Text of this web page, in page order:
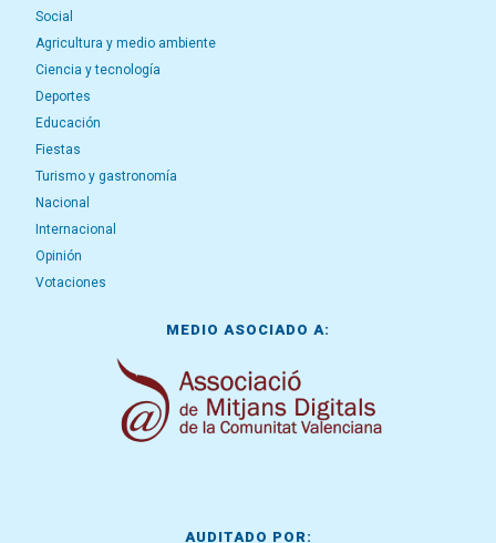
Social
Agricultura y medio ambiente
Ciencia y tecnología
Deportes
Educación
Fiestas
Turismo y gastronomía
Nacional
Internacional
Opinión
Votaciones
MEDIO ASOCIADO A:
AUDITADO POR: